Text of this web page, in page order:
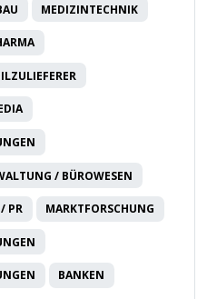
MEDIZINTECHNIK
/ BÜROWESEN
PR MARKTFORSCHUNG
BANKEN